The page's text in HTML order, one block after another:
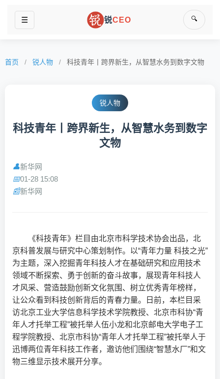
☰ 锐CEO 🔍
首页 / 锐人物 / 科技青年丨跨界新生，从智慧水务到数字文物
锐人物
科技青年丨跨界新生，从智慧水务到数字
文物
👤新华网
📅01-28 15:08
📰新华网
《科技青年》栏目由北京市科学技术协会出品，北
京科普发展与研究中心策划制作。以“青年力量 科技之光”
为主题，深入挖掘青年科技人才在基础研究和应用技术
领域不断探索、勇于创新的奋斗故事，展现青年科技人
才风采、营造鼓励创新文化氛围、树立优秀青年榜样，
让公众看到科技创新背后的青春力量。日前，本栏目采
访北京工业大学信息科学技术学院教授、北京市科协“青
年人才托举工程”被托举人伍小龙和北京邮电大学电子工
程学院教授、北京市科协“青年人才托举工程”被托举人于
迅博两位青年科技工作者，邀访他们围绕“智慧水厂”和文
物三维显示技术展开分享。